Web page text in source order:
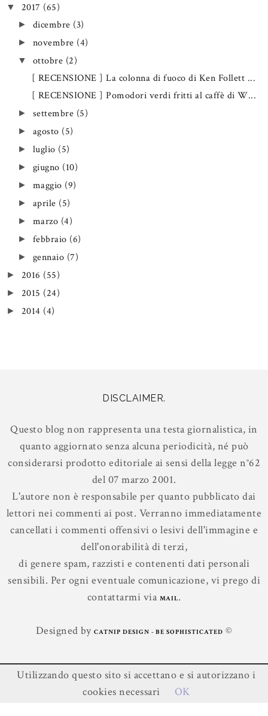
▼ 2017 (65)
► dicembre (3)
► novembre (4)
▼ ottobre (2)
[ RECENSIONE ] La colonna di fuoco di Ken Follett ...
[ RECENSIONE ] Pomodori verdi fritti al caffè di W...
► settembre (5)
► agosto (5)
► luglio (5)
► giugno (10)
► maggio (9)
► aprile (5)
► marzo (4)
► febbraio (6)
► gennaio (7)
► 2016 (55)
► 2015 (24)
► 2014 (4)
DISCLAIMER.
Questo blog non rappresenta una testa giornalistica, in
quanto aggiornato senza alcuna periodicità, né può
considerarsi prodotto editoriale ai sensi della legge n°62
del 07 marzo 2001.
L'autore non è responsabile per quanto pubblicato dai
lettori nei commenti ai post. Verranno immediatamente
cancellati i commenti offensivi o lesivi dell'immagine e
dell'onorabilità di terzi,
di genere spam, razzisti e contenenti dati personali
sensibili. Per ogni eventuale comunicazione, vi prego di
contattarmi via MAIL.
Designed by CATNIP DESIGN - BE SOPHISTICATED ©
Contenuti © Leggere In Silenzio.
Utilizzando questo sito si accettano e si autorizzano i
cookies necessari
OK